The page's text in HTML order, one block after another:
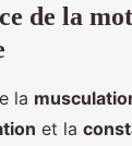
de la
la
et la